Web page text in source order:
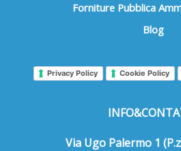
Forniture Pubblica
Blog
Privacy Policy Cookie Policy
Via Ugo Palermo 1